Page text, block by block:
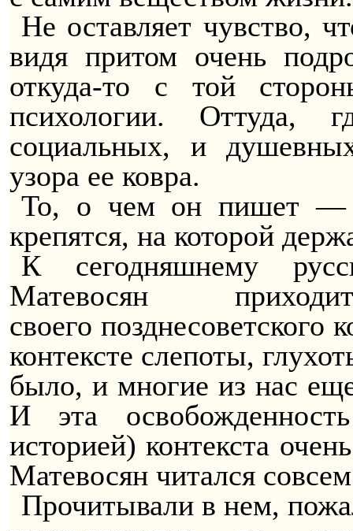
Не оставляет чувство,
видя притом очень
откуда-то с той
психологии. Оттуда,
социальных, и
узора ее ковра.
То, о чем он пишет —
крепятся, на которой
К сегодняшнему
Матевосян
своего позднесоветского
контексте слепоты,
было, и многие из нас
И эта освобожденность
историей) контекста
Матевосян читался
Прочитывали в нем,